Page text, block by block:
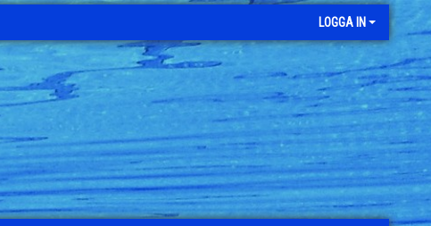
LOGGA IN